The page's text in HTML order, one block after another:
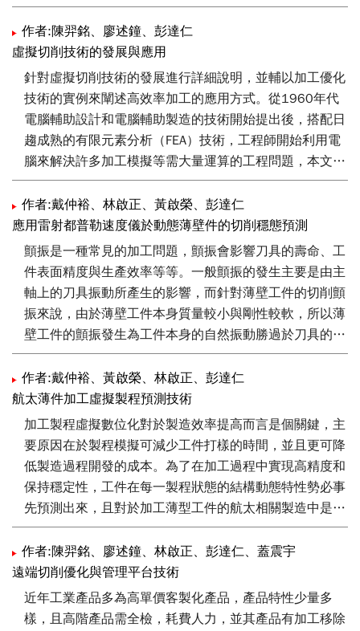
工程結構設計之主力方法。然而台灣工具機欲邁向A+等級
追德趕日，則設計理念必然需要有一個徹底的改變。科學
導入設計已是必然的趨勢。2012年工研院機械所執行之
工業基礎技術─虛擬工具機技術即整合虛擬切削、拓樸結
構生成技術、機電整合多體動力模擬形成一個完整之工具
機科學設計法則。本文即在此基礎下建立工具機專屬拓樸
分析與自動生成技術之理論與軟體研析。預計2013年整
體虛擬工具機技術完成後，可以大幅提升國內工具機設計
技術與質量的整體改變，期將台灣工具機設計水準提升至
國際一級水準。
作者:陳羿銘、廖述鐘、彭達仁
虛擬切削技術的發展與應用
針對虛擬切削技術的發展進行詳細說明，並輔以加工優化
技術的實例來闡述高效率加工的應用方式。從1960年代
電腦輔助設計和電腦輔助製造的技術開始提出後，搭配日
趨成熟的有限元素分析（FEA）技術，工程師開始利用電
腦來解決許多加工模擬等需大量運算的工程問題，本文會
詳述目前最新的虛擬切削技術發展情形，並示範在3C電
子產品如何應用虛擬切削技術達到高效率的薄壁加工效
果。
作者:戴仲裕、林啟正、黃啟榮、彭達仁
應用雷射都普勒速度儀於動態薄壁件的切削穩態預測
顫振是一種常見的加工問題，顫振會影響刀具的壽命、工
件表面精度與生產效率等等。一般顫振的發生主要是由主
軸上的刀具振動所產生的影響，而針對薄壁工件的切削顫
振來說，由於薄壁工件本身質量較小與剛性較軟，所以薄
壁工件的顫振發生為工件本身的自然振動勝過於刀具的影
響。由於薄壁工件本身的動態特性對於外加的質量特別敏
感，為了可以得到精確的切削穩態預測，本文提出使用雷
射都普勒速度儀（LDV）取代一般常用的加速度規作為量
測頻率響應函數的量測方法，用以避免加速度規的質量影
響量測的準確性。穩態耳垂圖是由切削深度、工件與刀具
的自然頻率和主軸轉速所計算而得的，本文將比較傳統使
用加速度規的實驗方法與雷射非接觸式量測法的頻率響應
函數與穩態耳垂圖，並針對不同的量測方法進行討論。
作者:戴仲裕、黃啟榮、林啟正、彭達仁
航太薄件加工虛擬製程預測技術
加工製程虛擬數位化對於製造效率提高而言是個關鍵，主
要原因在於製程模擬可減少工件打樣的時間，並且更可降
低製造過程開發的成本。為了在加工過程中實現高精度和
保持穩定性，工件在每一製程狀態的結構動態特性勢必事
先預測出來，且對於加工薄型工件的航太相關製造中是特
別有用但比較困難的，例如渦輪葉片，主要原因在於薄壁
工件加工過程結構輕薄，容易誘發顫振，且薄壁工件動態
特性容易受到虎鉗夾持條件而有所影響，對於動態特性模
擬而言，無法使用一般量測方法直接得到夾持條件，最終
造成模擬不準確。本技術建構一套薄壁工件加工過程的動
作者:陳羿銘、廖述鐘、林啟正、彭達仁、蓋震宇
遠端切削優化與管理平台技術
近年工業產品多為高單價客製化產品，產品特性少量多
樣，且高階產品需全檢，耗費人力，並其產品有加工移除